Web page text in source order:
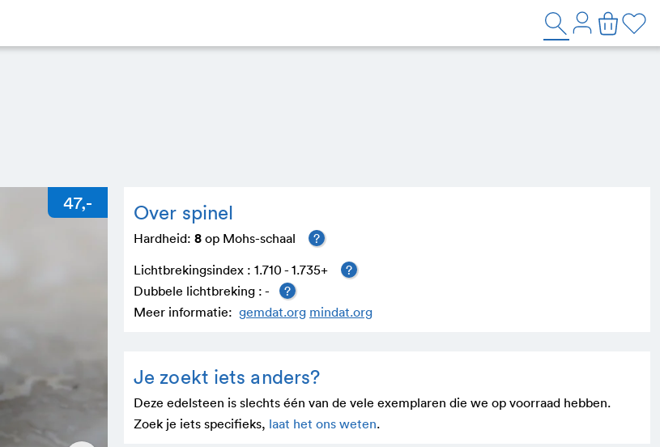
Over spinel
Hardheid: 8 op Mohs-schaal
?
Lichtbrekingsindex : 1.710 - 1.735+
?
Dubbele lichtbreking : -
?
Meer informatie: gemdat.org mindat.org
Je zoekt iets anders?
Deze edelsteen is slechts één van de vele exem­plaren die we op voor­raad hebben.
Zoek je iets speci­fieks, laat het ons weten.